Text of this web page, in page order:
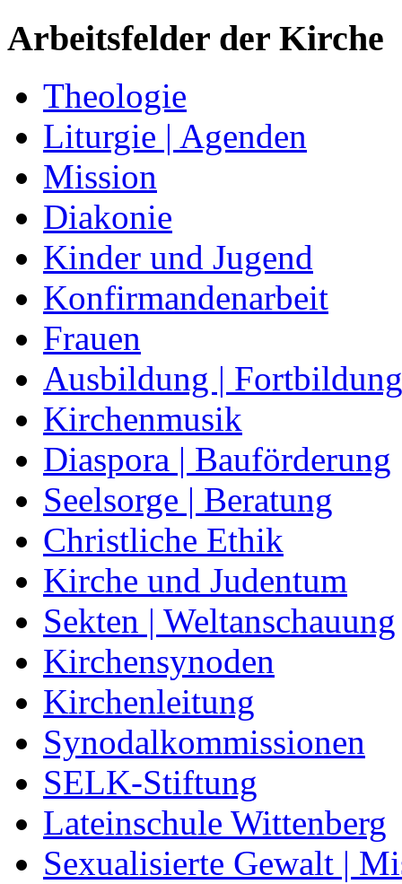
Arbeitsfelder der Kirche
Theologie
Liturgie | Agenden
Mission
Diakonie
Kinder und Jugend
Konfirmandenarbeit
Frauen
Ausbildung | Fortbildung
Kirchenmusik
Diaspora | Bauförderung
Seelsorge | Beratung
Christliche Ethik
Kirche und Judentum
Sekten | Weltanschauung
Kirchensynoden
Kirchenleitung
Synodalkommissionen
SELK-Stiftung
Lateinschule Wittenberg
Sexualisierte Gewalt |